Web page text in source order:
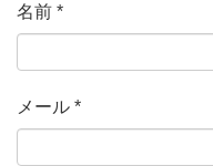
名前 *
メール *